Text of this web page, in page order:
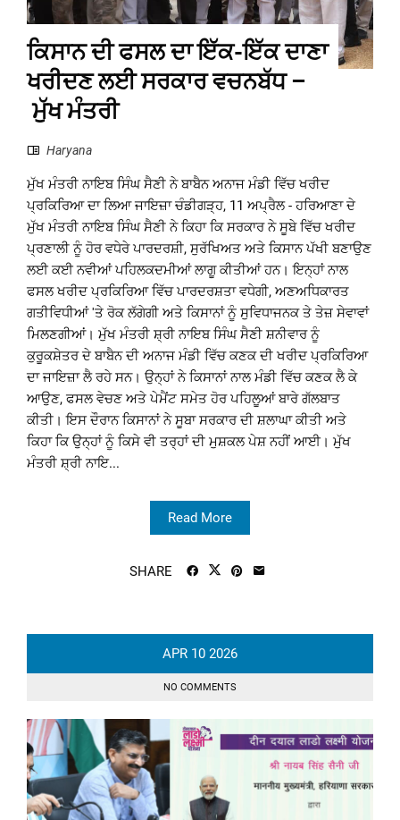
ਕਿਸਾਨ ਦੀ ਫਸਲ ਦਾ ਇੱਕ-ਇੱਕ ਦਾਣਾ
ਖਰੀਦਣ ਲਈ ਸਰਕਾਰ ਵਚਨਬੱਧ –
ਮੁੱਖ ਮੰਤਰੀ
Haryana
ਮੁੱਖ ਮੰਤਰੀ ਨਾਇਬ ਸਿੰਘ ਸੈਣੀ ਨੇ ਬਾਬੈਨ ਅਨਾਜ ਮੰਡੀ ਵਿੱਚ ਖਰੀਦ
ਪ੍ਰਕਿਰਿਆ ਦਾ ਲਿਆ ਜਾਇਜ਼ਾ ਚੰਡੀਗੜ੍ਹ, 11 ਅਪ੍ਰੈਲ - ਹਰਿਆਣਾ ਦੇ
ਮੁੱਖ ਮੰਤਰੀ ਨਾਇਬ ਸਿੰਘ ਸੈਣੀ ਨੇ ਕਿਹਾ ਕਿ ਸਰਕਾਰ ਨੇ ਸੂਬੇ ਵਿੱਚ ਖਰੀਦ
ਪ੍ਰਣਾਲੀ ਨੂੰ ਹੋਰ ਵਧੇਰੇ ਪਾਰਦਰਸ਼ੀ, ਸੁਰੱਖਿਅਤ ਅਤੇ ਕਿਸਾਨ ਪੱਖੀ ਬਣਾਉਣ
ਲਈ ਕਈ ਨਵੀਆਂ ਪਹਿਲਕਦਮੀਆਂ ਲਾਗੂ ਕੀਤੀਆਂ ਹਨ। ਇਨ੍ਹਾਂ ਨਾਲ
ਫਸਲ ਖਰੀਦ ਪ੍ਰਕਿਰਿਆ ਵਿੱਚ ਪਾਰਦਰਸ਼ਤਾ ਵਧੇਗੀ, ਅਣਅਧਿਕਾਰਤ
ਗਤੀਵਿਧੀਆਂ 'ਤੇ ਰੋਕ ਲੱਗੇਗੀ ਅਤੇ ਕਿਸਾਨਾਂ ਨੂੰ ਸੁਵਿਧਾਜਨਕ ਤੇ ਤੇਜ਼ ਸੇਵਾਵਾਂ
ਮਿਲਣਗੀਆਂ। ਮੁੱਖ ਮੰਤਰੀ ਸ਼੍ਰੀ ਨਾਇਬ ਸਿੰਘ ਸੈਣੀ ਸ਼ਨੀਵਾਰ ਨੂੰ
ਕੁਰੂਕਸ਼ੇਤਰ ਦੇ ਬਾਬੈਨ ਦੀ ਅਨਾਜ ਮੰਡੀ ਵਿੱਚ ਕਣਕ ਦੀ ਖਰੀਦ ਪ੍ਰਕਿਰਿਆ
ਦਾ ਜਾਇਜ਼ਾ ਲੈ ਰਹੇ ਸਨ। ਉਨ੍ਹਾਂ ਨੇ ਕਿਸਾਨਾਂ ਨਾਲ ਮੰਡੀ ਵਿੱਚ ਕਣਕ ਲੈ ਕੇ
ਆਉਣ, ਫਸਲ ਵੇਚਣ ਅਤੇ ਪੇਮੈਂਟ ਸਮੇਤ ਹੋਰ ਪਹਿਲੂਆਂ ਬਾਰੇ ਗੱਲਬਾਤ
ਕੀਤੀ। ਇਸ ਦੌਰਾਨ ਕਿਸਾਨਾਂ ਨੇ ਸੂਬਾ ਸਰਕਾਰ ਦੀ ਸ਼ਲਾਘਾ ਕੀਤੀ ਅਤੇ
ਕਿਹਾ ਕਿ ਉਨ੍ਹਾਂ ਨੂੰ ਕਿਸੇ ਵੀ ਤਰ੍ਹਾਂ ਦੀ ਮੁਸ਼ਕਲ ਪੇਸ਼ ਨਹੀਂ ਆਈ। ਮੁੱਖ
ਮੰਤਰੀ ਸ਼੍ਰੀ ਨਾਇ...
Read More
SHARE
APR 10 2026
NO COMMENTS